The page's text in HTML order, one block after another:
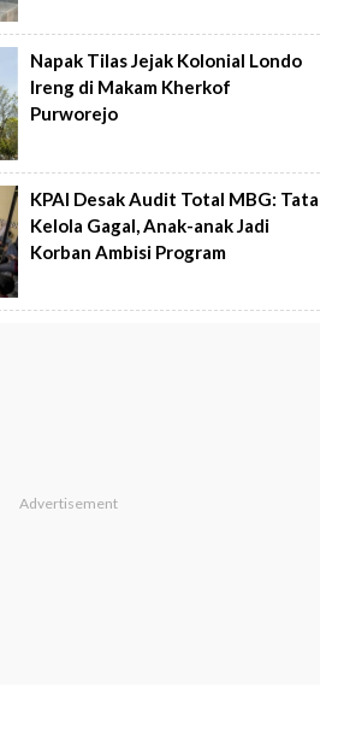
Napak Tilas Jejak Kolonial Londo
Ireng di Makam Kherkof
Purworejo
KPAI Desak Audit Total MBG: Tata
Kelola Gagal, Anak-anak Jadi
Korban Ambisi Program